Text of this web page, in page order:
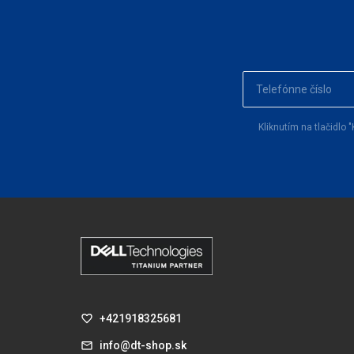
Kliknutím na tlačidlo
+421918325681
info@dt-shop.sk